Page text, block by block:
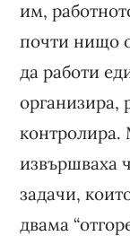
им,
почти нищо
да работи
организира,
контролира.
извършваха
задачи,
двама